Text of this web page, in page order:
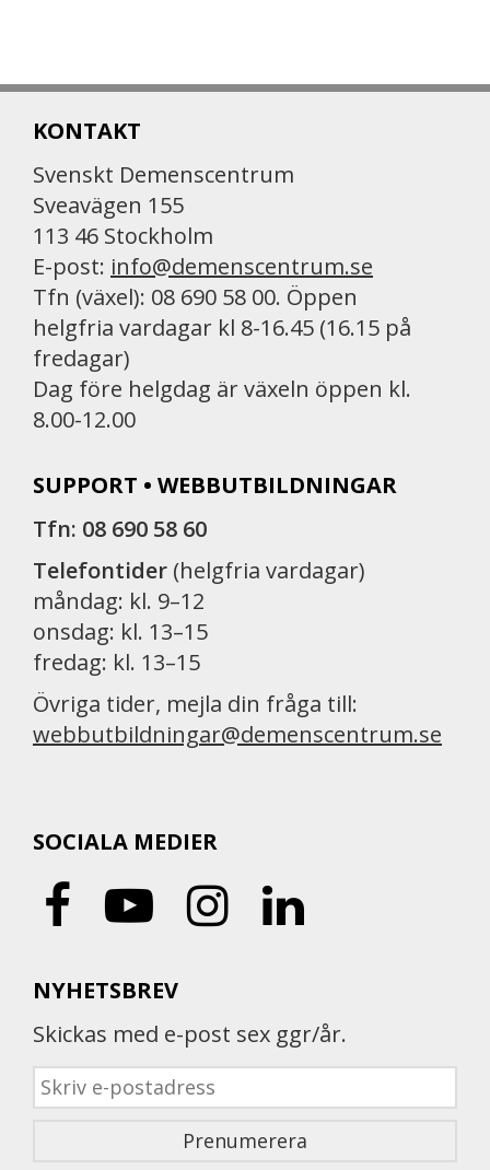
KONTAKT
Svenskt Demenscentrum
Sveavägen 155
113 46 Stockholm
E-post: info@demenscentrum.se
Tfn (växel): 08 690 58 00. Öppen
helgfria vardagar kl 8-16.45 (16.15 på
fredagar)
Dag före helgdag är växeln öppen kl.
8.00-12.00
SUPPORT • WEBBUTBILDNINGAR
Tfn: 08 690 58 60
Telefontider (helgfria vardagar)
måndag: kl. 9–12
onsdag: kl. 13–15
fredag: kl. 13–15
Övriga tider, mejla din fråga till:
webbutbildningar@demenscentrum.se
SOCIALA MEDIER
NYHETSBREV
Skickas med e-post sex ggr/år.